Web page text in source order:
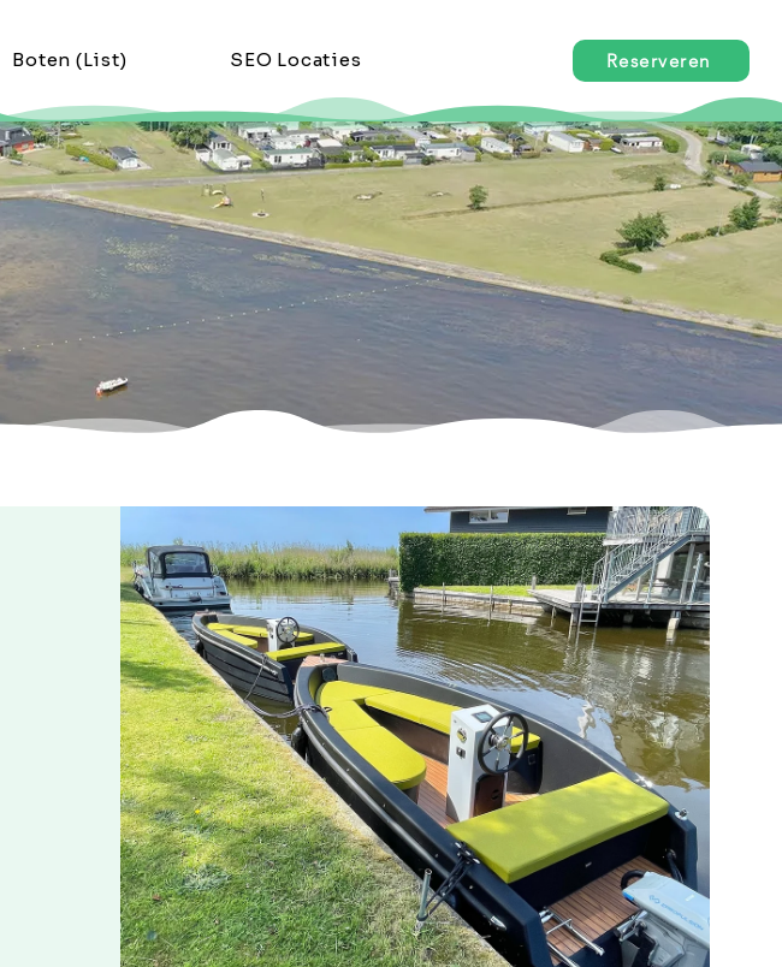
Boten (List) SEO Locaties Reserveren